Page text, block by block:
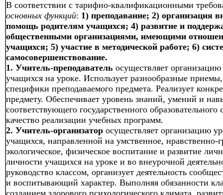
В соответствии с тарифно-квалификационными
основных функций: 1) преподавание; 2) организация
помощь родителям учащихся; 4) развитие и
общественными организациями, имеющими
учащихся; 5) участие в методической работе; 6)
самосовершенствование.
1. Учитель-преподаватель осуществляет
учащихся на уроке. Использует разнообразные
специфики преподаваемого предмета. Реализует
предмету. Обеспечивает уровень знаний, умений и
соответствующего государственного образовательного
качество реализации учебных программ.
2. Учитель-организатор осуществляет организацию
учащихся, направленной на умственное, нравственно-
экологическое, физическое воспитание и развитие
личности учащихся на уроке и во внеурочной
руководство классом, организует деятельность
и воспитывающий характер. Выполняя обязанности
созданием здорового психологического климата,